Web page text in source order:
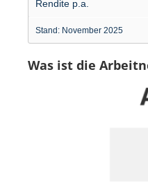
Stand: November 2025
Rendite p.a.
Was ist die